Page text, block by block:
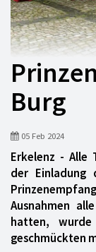
Burg
05 Feb 2024
Erkelenz -
der Einladung
Ausnahmen
hatten,
geschmückten